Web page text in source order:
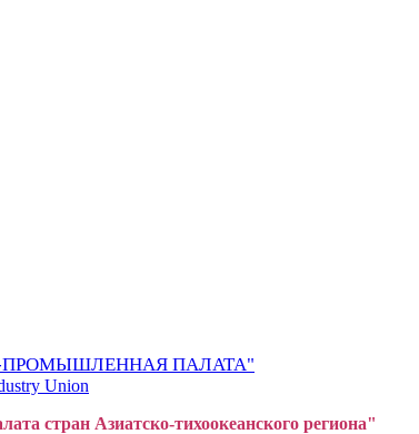
ПАЛАТА"
Union
ата стран Азиатско-тихоокеанского региона"